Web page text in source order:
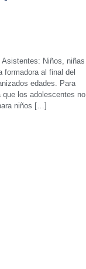
Niños, niñas
al final del
edades. Para
que los adolescentes no
niños […]